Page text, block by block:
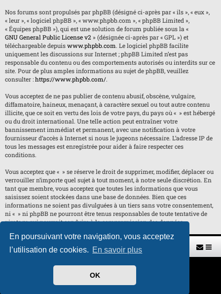
En poursuivant votre navigation, vous acceptez
l’utilisation de cookies. En savoir plus
OK
Nos forums sont propulsés par phpBB (désigné ci-après par « ils », « eux »,
« leur », « logiciel phpBB », « www.phpbb.com », « phpBB Limited »,
« Équipes phpBB »), qui est une solution de forum publiée sous la «
GNU General Public License v2 » (désignée ci-après par « GPL ») et
téléchargeable depuiswww.phpbb.com. Le logiciel phpBB facilite
uniquement les discussions sur Internet ; phpBB Limited n’est pas
responsable du contenu ou des comportements autorisés ou interdits sur ce
site. Pour de plus amples informations au sujet de phpBB, veuillez
consulter :https://www.phpbb.com/.
Vous acceptez de ne pas publier de contenu abusif, obscène, vulgaire,
diffamatoire, haineux, menaçant, à caractère sexuel ou tout autre contenu
illicite, que ce soit en vertu des lois de votre pays, du pays où « » est hébergé
ou du droit international. Une telle action peut entraîner votre
bannissement immédiat et permanent, avec une notification à votre
fournisseur d’accès à Internet si nous le jugeons nécessaire. L’adresse IP de
tous les messages est enregistrée pour aider à faire respecter ces
conditions.
Vous acceptez que « » se réserve le droit de supprimer, modifier, déplacer ou
verrouiller n’importe quel sujet à tout moment, à notre seule discrétion. En
tant que membre, vous acceptez que toutes les informations que vous
saisissez soient stockées dans une base de données. Bien que ces
informations ne soient pas divulguées à un tiers sans votre consentement,
ni « » ni phpBB ne pourront être tenus responsables de toute tentative de
piratage qui pourrait conduire à la compromission des données.
Retour vers le site U.A.G.R. Index du forum
Développé parphpBB® Forum Software © phpBB Limited
Traduit par
Style parH. DREUILHE avec l'aide de CABOT